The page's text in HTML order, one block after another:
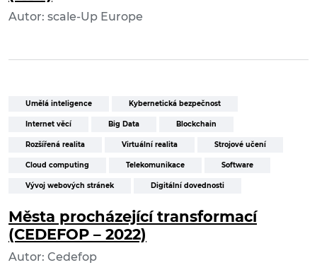
Autor: scale-Up Europe
Umělá inteligence Kybernetická bezpečnost
Internet věcí Big Data Blockchain
Rozšířená realita Virtuální realita Strojové učení
Cloud computing Telekomunikace Software
Vývoj webových stránek Digitální dovednosti
Města procházející transformací
(CEDEFOP – 2022)
Autor: Cedefop